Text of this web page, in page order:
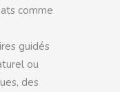
comme
guidés
ou
des